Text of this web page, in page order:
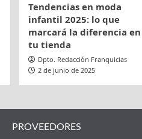
Tendencias en moda
infantil 2025: lo que
marcará la diferencia en
tu tienda
Dpto. Redacción Franquicias
2 de junio de 2025
PROVEEDORES